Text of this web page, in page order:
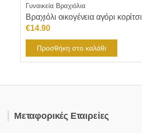
Γυναικεία Βραχιόλια
Βραχιόλι οικογένεια αγόρι κορίτσι
€14.90
Προσθήκη στο καλάθι
Μεταφορικές Εταιρείες